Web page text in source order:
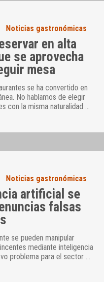
Noticias gastronómicas
en alta
se aprovecha
mesa
se ha convertido en
No hablamos de elegir
con la misma naturalidad …
Noticias gastronómicas
artificial se
falsas
se pueden manipular
mediante inteligencia
problema para el sector …